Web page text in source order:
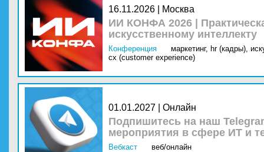
16.11.2026 | Москва
ИИ КОНФА 2026 |
искусственному интеллекту
Конференция маркетинг, hr (кадры),
cx (customer experience)
01.01.2027 | Онлайн
Подпишитесь на наш
мероприятия в сфере ИТ и
Вебкаст веб/онлайн